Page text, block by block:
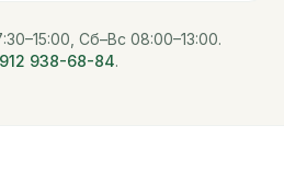
Сб–Вс 08:00–13:00.
938-68-84.